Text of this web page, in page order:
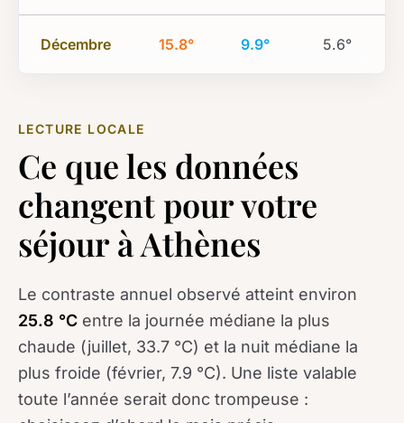
Décembre 15.8° 9.9° 5.6°
LECTURE LOCALE
Ce que les données
changent pour votre
séjour à Athènes
Le contraste annuel observé atteint environ
25.8 °C entre la journée médiane la plus
chaude (juillet, 33.7 °C) et la nuit médiane la
plus froide (février, 7.9 °C). Une liste valable
toute l’année serait donc trompeuse :